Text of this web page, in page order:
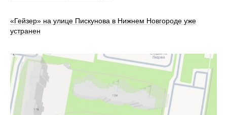
«Гейзер» на улице Пискунова в Нижнем Новгороде уже
устранен